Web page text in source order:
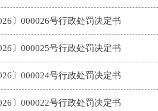
〕000026号行政处罚决定书
〕000025号行政处罚决定书
〕000024号行政处罚决定书
〕000022号行政处罚决定书